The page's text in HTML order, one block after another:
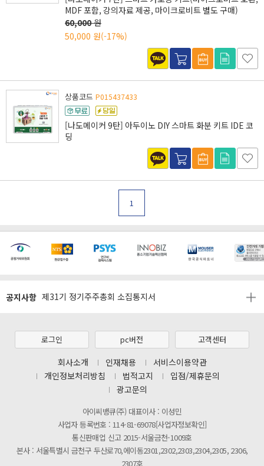
MDF 포함, 강의자료 제공, 마이크로비트 별도 구매)
60,000원
50,000 원(-17%)
상품코드 P015437433
[나도메이커 9탄] 아두이노 DIY 스마트 화분 키트 IDE 코
딩
1
공지사항
[마일리지 적립 및 사용 정책 개편 안내]
제31기 정기주주총회 소집통지서
[2026년 8월 신용카드 무이자 행사 안내]
제31기 정기주주총회 소집통지서
[마일리지 적립 및 사용 정책 개편 안내]
로그인 pc버전 고객센터
회사소개 인재채용
서비스이용약관
개인정보처리방침
법적고지
입점/제휴문의
광고문의
아이씨뱅큐(주) 대표이사 : 이성민
사업자 등록번호 : 114-81-69078[사업자정보확인]
통신판매업 신고 2015-서울금천-1009호
본사 : 서울특별시 금천구 두산로70,에이동2301,2302,2303,2304,2305, 2306,
2307호